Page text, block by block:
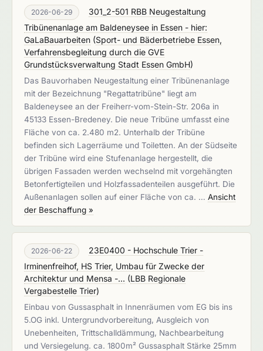
2026-06-29
301_2-501 RBB Neugestaltung
Tribünenanlage am Baldeneysee in Essen - hier:
GaLaBauarbeiten (Sport- und Bäderbetriebe Essen,
Verfahrensbegleitung durch die GVE
Grundstücksverwaltung Stadt Essen GmbH)
Das Bauvorhaben Neugestaltung einer Tribünenanlage
mit der Bezeichnung "Regattatribüne" liegt am
Baldeneysee an der Freiherr-vom-Stein-Str. 206a in
45133 Essen-Bredeney. Die neue Tribüne umfasst eine
Fläche von ca. 2.480 m2. Unterhalb der Tribüne
befinden sich Lagerräume und Toiletten. An der Südseite
der Tribüne wird eine Stufenanlage hergestellt, die
übrigen Fassaden werden wechselnd mit vorgehängten
Betonfertigteilen und Holzfassadenteilen ausgeführt. Die
Außenanlagen sollen auf einer Fläche von ca. … Ansicht
der Beschaffung »
2026-06-22
23E0400 - Hochschule Trier -
Irminenfreihof, HS Trier, Umbau für Zwecke der
Architektur und Mensa -... (LBB Regionale
Vergabestelle Trier)
Einbau von Gussasphalt in Innenräumen vom EG bis ins
5.OG inkl. Untergrundvorbereitung, Ausgleich von
Unebenheiten, Trittschalldämmung, Nachbearbeitung
und Versiegelung. ca. 1800m² Gussasphalt Stärke 25mm